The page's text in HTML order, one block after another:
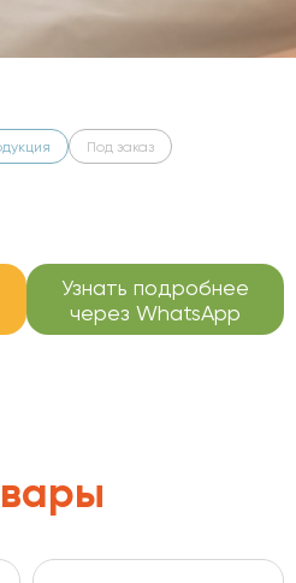
Под заказ
Узнать подробнее
через WhatsApp